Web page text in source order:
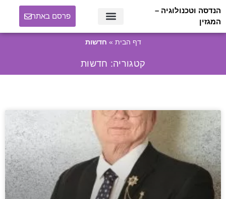
הנדסה וטכנולוגיה –
המגזין
פרסם באתר
דף הבית » חדשות
קטגוריה: חדשות